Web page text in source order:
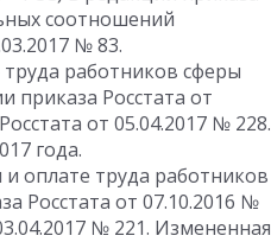
соотношений
№ 83.
работников сферы
приказа Росстата от
от 05.04.2017 № 228.
года.
оплате труда работников
Росстата от 07.10.2016 №
№ 221. Измененная